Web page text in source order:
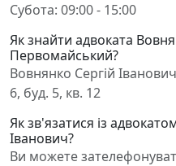
Субота: 09:00 - 15:00
Як знайти адвоката
Первомайський?
Вовнянко Сергій
6, буд. 5, кв. 12
Як зв'язатися із
Іванович?
Ви можете